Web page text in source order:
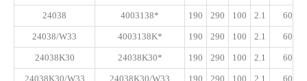
24038 4003138* 190 290 100 2.1 605
24038/W33 4003138K* 190 290 100 2.1 605
24038K30 24038K30* 190 290 100 2.1 605
24038K30/W33 24038K30/W33 190 290 100 2.1 605